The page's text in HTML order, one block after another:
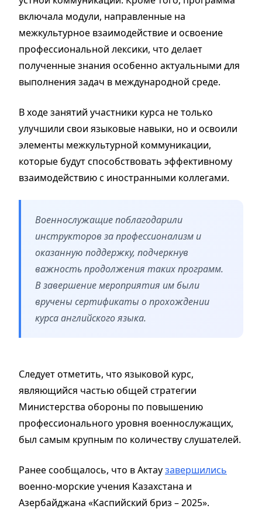
включала модули, направленные на
межкультурное взаимодействие и освоение
профессиональной лексики, что делает
полученные знания особенно актуальными для
выполнения задач в международной среде.
В ходе занятий участники курса не только
улучшили свои языковые навыки, но и освоили
элементы межкультурной коммуникации,
которые будут способствовать эффективному
взаимодействию с иностранными коллегами.
Военнослужащие поблагодарили
инструкторов за профессионализм и
оказанную поддержку, подчеркнув
важность продолжения таких программ.
В завершение мероприятия им были
вручены сертификаты о прохождении
курса английского языка.
Следует отметить, что языковой курс,
являющийся частью общей стратегии
Министерства обороны по повышению
профессионального уровня военнослужащих,
был самым крупным по количеству слушателей.
Ранее сообщалось, что в Актаузавершились
военно-морские учения Казахстана и
Азербайджана «Каспийский бриз – 2025».